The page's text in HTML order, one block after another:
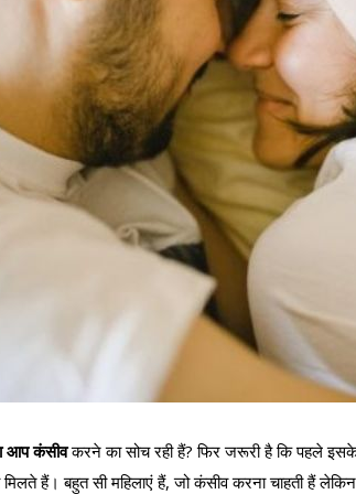
आप कंसीवकरने का सोच रही हैं? फिर जरूरी है कि पहले
मिलते हैं। बहुत सी महिलाएं हैं, जो कंसीव करना चाहती हैं